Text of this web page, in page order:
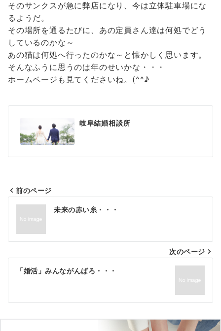
そのサンクスが急に弊店になり、今は立体駐車場にな
るようだ。
その場所を通るたびに、あの定員さん達は何処でどう
しているのかな～
あの猫は何処へ行ったのかな～と懐かしく思います。
そんなふうに思うのは年のせいかな・・・
ホームページも見てくださいね。(^^♪
岐阜結婚相談所
投
ナ
ビ
シ
ョ
前のページ
未来の赤い糸・・・
次のページ
「婚活」みんながんばろ・・・